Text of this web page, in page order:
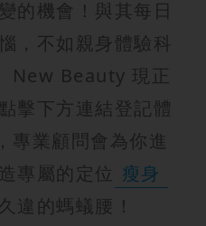
的機會！與其每日
，不如親身體驗科
New Beauty 現正
擊下方連結登記體
專業顧問會為你進
專屬的定位 瘦身
違的螞蟻腰！